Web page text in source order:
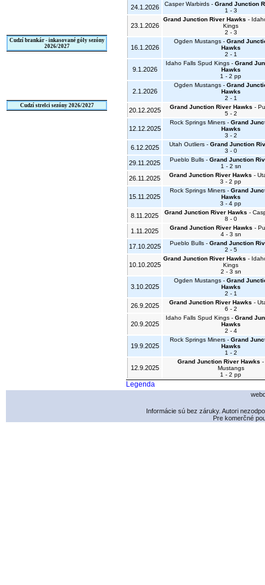
Cudzí brankár - inkasované góly sezóny
2026/2027
Cudzí strelci sezóny 2026/2027
24.1.2026 Casper Warbirds - Grand Junction
1 - 3
23.1.2026
Grand Junction River Hawks -
Kings
2 - 3
16.1.2026
Ogden Mustangs - Grand
Hawks
2 - 1
9.1.2026
Idaho Falls Spud Kings - Grand
Hawks
1 - 2 pp
2.1.2026
Ogden Mustangs - Grand
Hawks
2 - 1
20.12.2025 Grand Junction River Hawks -
5 - 2
12.12.2025
Rock Springs Miners - Grand
Hawks
3 - 2
6.12.2025 Utah Outliers - Grand Junction
3 - 0
29.11.2025 Pueblo Bulls - Grand Junction
1 - 2 sn
26.11.2025 Grand Junction River Hawks -
3 - 2 pp
15.11.2025
Rock Springs Miners - Grand
Hawks
3 - 4 pp
8.11.2025 Grand Junction River Hawks -
8 - 0
1.11.2025 Grand Junction River Hawks -
4 - 3 sn
17.10.2025 Pueblo Bulls - Grand Junction
2 - 5
10.10.2025
Grand Junction River Hawks -
Kings
2 - 3 sn
3.10.2025
Ogden Mustangs - Grand
Hawks
2 - 1
26.9.2025 Grand Junction River Hawks -
6 - 2
20.9.2025
Idaho Falls Spud Kings - Grand
Hawks
2 - 4
19.9.2025
Rock Springs Miners - Grand
Hawks
1 - 2
12.9.2025
Grand Junction River Hawks -
Mustangs
1 - 2 pp
Legenda
Informácie sú bez záruky. Autori
Pre komerčné